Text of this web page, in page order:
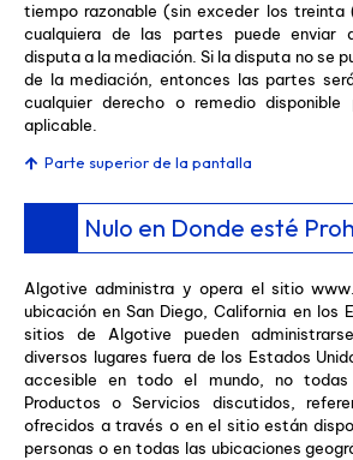
tiempo razonable (sin exceder los
cualquiera de las partes puede enviar
disputa a la mediación. Si la disputa no se
de la mediación, entonces las partes
cualquier derecho o remedio
aplicable.
Parte superior de la pantalla
Nulo en Donde esté
Algotive administra y opera el sitio
ubicación en San Diego, California en los
sitios de Algotive pueden
diversos lugares fuera de los Estados
accesible en todo el mundo, no todas
Productos o Servicios discutidos,
ofrecidos a través o en el sitio están
personas o en todas las ubicaciones